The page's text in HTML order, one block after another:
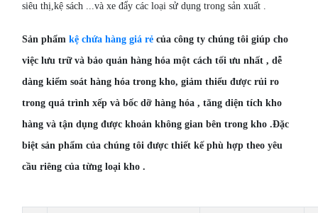
siêu thị,kệ sách ...và xe đẩy các loại sử dụng trong sản xuất .
Sản phẩmkệ chứa hàng giá rẻ của công ty chúng tôi giúp cho
việc lưu trữ và bảo quản hàng hóa một cách tối ưu nhất , dễ
dàng kiểm soát hàng hóa trong kho, giảm thiểu được rủi ro
trong quá trình xếp và bốc dỡ hàng hóa , tăng diện tích kho
hàng và tận dụng được khoản không gian bên trong kho .Đặc
biệt sản phẩm của chúng tôi được thiết kế phù hợp theo yêu
cầu riêng của từng loại kho .